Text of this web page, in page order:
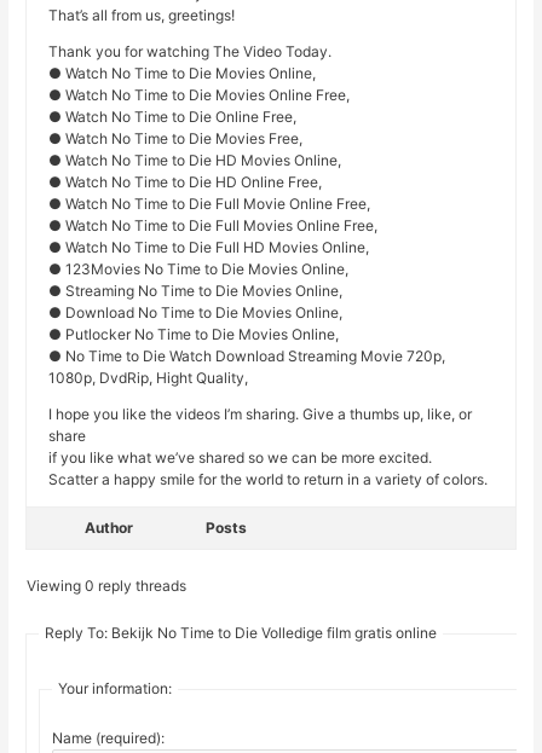
That’s all from us, greetings!
Thank you for watching The Video Today.
● Watch No Time to Die Movies Online,
● Watch No Time to Die Movies Online Free,
● Watch No Time to Die Online Free,
● Watch No Time to Die Movies Free,
● Watch No Time to Die HD Movies Online,
● Watch No Time to Die HD Online Free,
● Watch No Time to Die Full Movie Online Free,
● Watch No Time to Die Full Movies Online Free,
● Watch No Time to Die Full HD Movies Online,
● 123Movies No Time to Die Movies Online,
● Streaming No Time to Die Movies Online,
● Download No Time to Die Movies Online,
● Putlocker No Time to Die Movies Online,
● No Time to Die Watch Download Streaming Movie 720p,
1080p, DvdRip, Hight Quality,
I hope you like the videos I’m sharing. Give a thumbs up, like, or
share
if you like what we’ve shared so we can be more excited.
Scatter a happy smile for the world to return in a variety of colors.
Author Posts
Viewing 0 reply threads
Reply To: Bekijk No Time to Die Volledige film gratis online
Your information:
Name (required):